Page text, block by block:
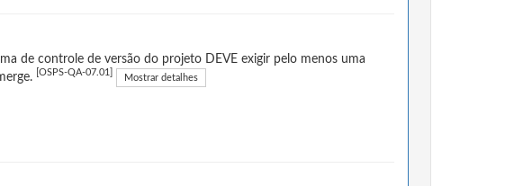
de controle de versão do projeto DEVE exigir pelo menos uma
[OSPS-QA-07.01] Mostrar detalhes